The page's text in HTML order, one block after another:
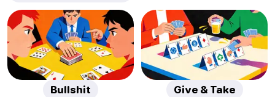
Bullshit Give & Take